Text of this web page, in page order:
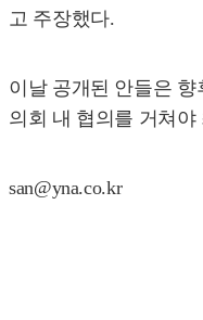
고 주장했다.
이날 공개된 안들은 향
의회 내 협의를 거쳐야
san@yna.co.kr